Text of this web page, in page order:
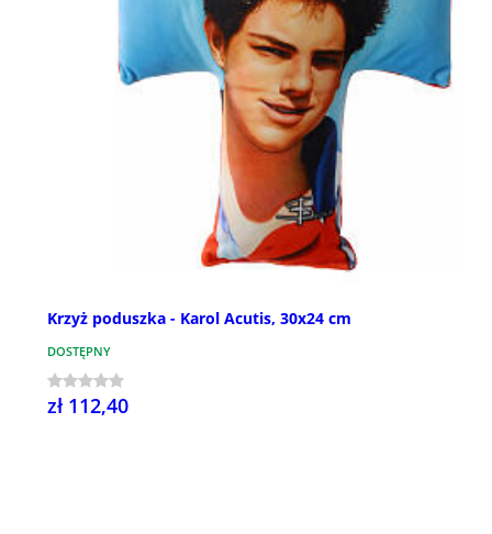
Krzyż poduszka - Karol Acutis, 30x24 cm
DOSTĘPNY
zł 112,40